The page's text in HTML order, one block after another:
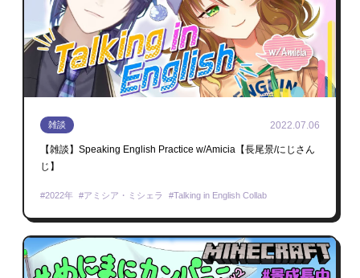
雑談 2022.07.06
【雑談】Speaking English Practice w/Amicia【長尾景/にじさん
じ】
2022年 アミシア・ミシェラ Talking in English Collab